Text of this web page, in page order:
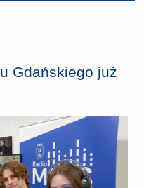
Gdańskiego już